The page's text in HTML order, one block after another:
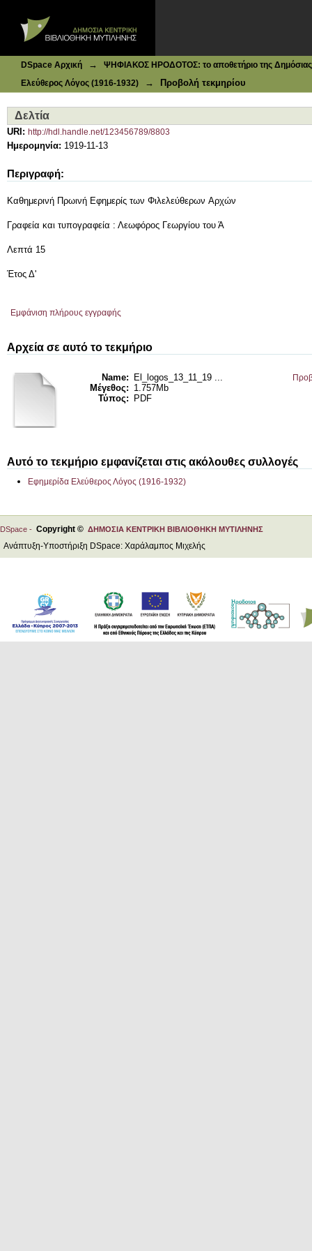
DSpace Αρχική →
ΨΗΦΙΑΚΟΣ ΗΡΟΔΟΤΟΣ: το αποθετήριο της Δημόσιας
Ελεύθερος Λόγος (1916-1932)
→ Προβολή τεκμηρίου
Δελτία
URI: http://hdl.handle.net/123456789/8803
Ημερομηνία: 1919-11-13
Περιγραφή:
Καθημερινή Πρωινή Εφημερίς των Φιλελεύθερων Aρχών
Γραφεία και τυπογραφεία : Λεωφόρος Γεωργίου του Ά
Λεπτά 15
Έτος Δ'
Εμφάνιση πλήρους εγγραφής
Αρχεία σε αυτό το τεκμήριο
Name:
El_logos_13_11_19 ...
Μέγεθος: 1.757Mb
Τύπος:
PDF
Αυτό το τεκμήριο εμφανίζεται στις ακόλουθες συλλογές
Εφημερίδα Ελεύθερος Λόγος (1916-1932)
DSpace - Copyright © ΔΗΜΟΣΙΑ ΚΕΝΤΡΙΚΗ ΒΙΒΛΙΟΘΗΚΗ ΜΥΤΙΛΗΝΗΣ
Ανάπτυξη-Υποστήριξη DSpace: Χαράλαμπος Μιχελής